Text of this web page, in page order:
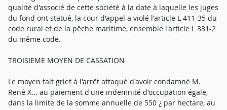
qualité d'associé de cette société à la date à laquelle les juges
du fond ont statué, la cour d'appel a violé l'article L 411-35 du
code rural et de la pêche maritime, ensemble l'article L 331-2
du même code.
TROISIEME MOYEN DE CASSATION
Le moyen fait grief à l'arrêt attaqué d'avoir condamné M.
René X... au paiement d'une indemnité d'occupation égale,
dans la limite de la somme annuelle de 550 ¿ par hectare, au